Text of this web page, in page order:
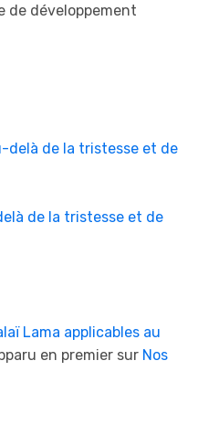
de développement
de la tristesse et de
Lama applicables au
en premier sur Nos